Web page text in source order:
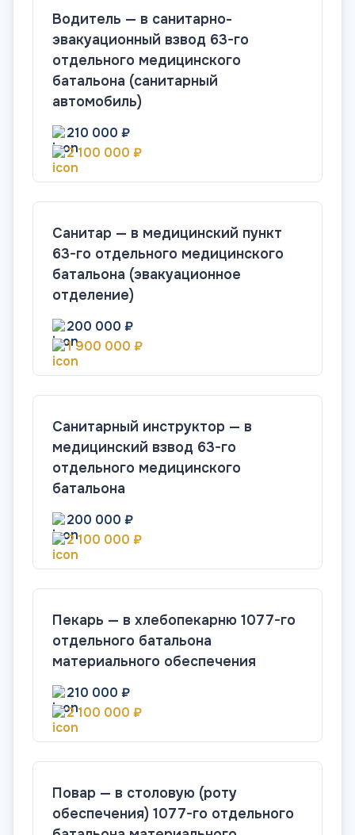
Водитель — в санитарно-
эвакуационный взвод 63-го
отдельного медицинского
батальона (санитарный
автомобиль)
210 000 ₽
2 100 000 ₽
Санитар — в медицинский пункт
63-го отдельного медицинского
батальона (эвакуационное
отделение)
200 000 ₽
1 900 000 ₽
Санитарный инструктор — в
медицинский взвод 63-го
отдельного медицинского
батальона
200 000 ₽
2 100 000 ₽
Пекарь — в хлебопекарню 1077-го
отдельного батальона
материального обеспечения
210 000 ₽
2 100 000 ₽
Повар — в столовую (роту
обеспечения) 1077-го отдельного